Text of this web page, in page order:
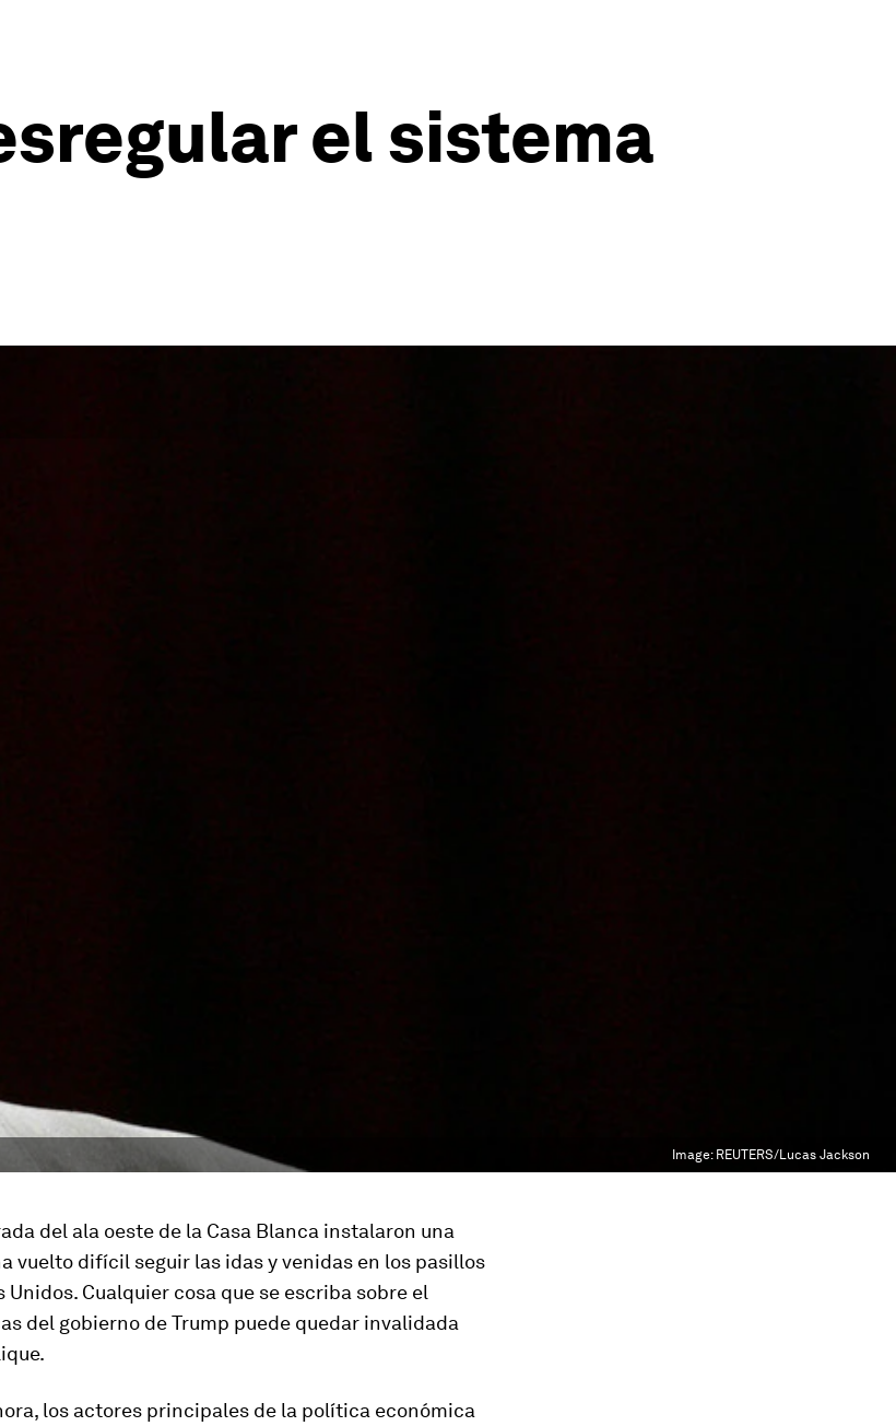
el sistema
Image: REUTERS/Lucas Jackson
del ala oeste de la Casa Blanca instalaron una
vuelto difícil seguir las idas y venidas en los pasillos
Unidos. Cualquier cosa que se escriba sobre el
del gobierno de Trump puede quedar invalidada
los actores principales de la política económica